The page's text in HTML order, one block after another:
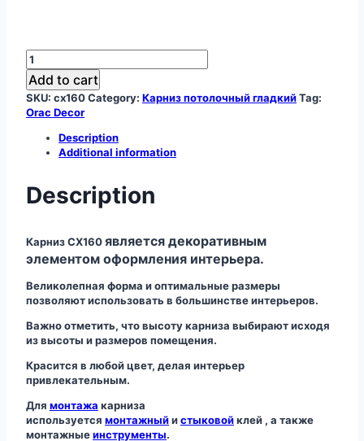
Карниз
CX160
quantity
Add to cart
SKU: cx160Category: Карниз потолочный гладкийTag:
Orac Decor
Description
Additional information
Description
Карниз CX160 является декоративным
элементом оформления интерьера.
Великолепная форма и оптимальные размеры
позволяют использовать в большинстве интерьеров.
Важно отметить, что высоту карниза выбирают исходя
из высоты и размеров помещения.
Красится в любой цвет, делая интерьер
привлекательным.
Для монтажа карниза
используется монтажныйистыковойклей , а также
монтажныеинструменты.